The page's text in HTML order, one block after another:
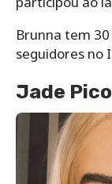
Brunna tem
seguidores no
Jade